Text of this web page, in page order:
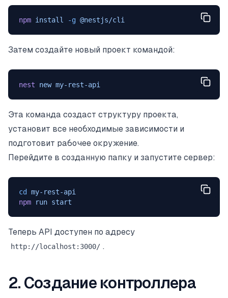
npm install -g @nestjs/cli
Затем создайте новый проект командой:
nest new my-rest-api
Эта команда создаст структуру проекта,
установит все необходимые зависимости и
подготовит рабочее окружение.
Перейдите в созданную папку и запустите сервер:
cd
my-rest-api
npm run start
Теперь API доступен по адресу
http://localhost:3000/ .
2. Создание контроллера